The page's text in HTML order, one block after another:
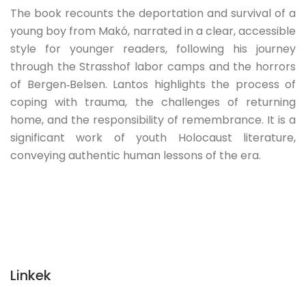
The book recounts the deportation and survival of a
young boy from Makó, narrated in a clear, accessible
style for younger readers, following his journey
through the Strasshof labor camps and the horrors
of Bergen‑Belsen. Lantos highlights the process of
coping with trauma, the challenges of returning
home, and the responsibility of remembrance. It is a
significant work of youth Holocaust literature,
conveying authentic human lessons of the era.
Linkek